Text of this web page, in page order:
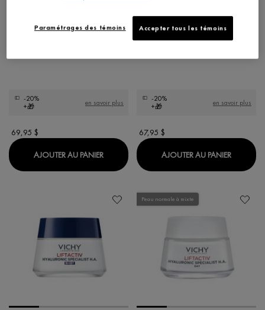
SPECIALIST 16 CRÈME DE NUIT
technologie Co-bond
-20%
+🎁
en savoir plus
69,95 $
AJOUTER AU PANIER LIFTACTIV COLLAGEN SPECIALIST 16
16 %
Avec de l’acide hyaluronique pour une teint
éclatant et uniforme
-20%
+🎁
en savoir plus
67,95 $
AJOUTER AU PANIER
Peau normale à mixte
Accepter tous les témoins
Paramétrages des témoins